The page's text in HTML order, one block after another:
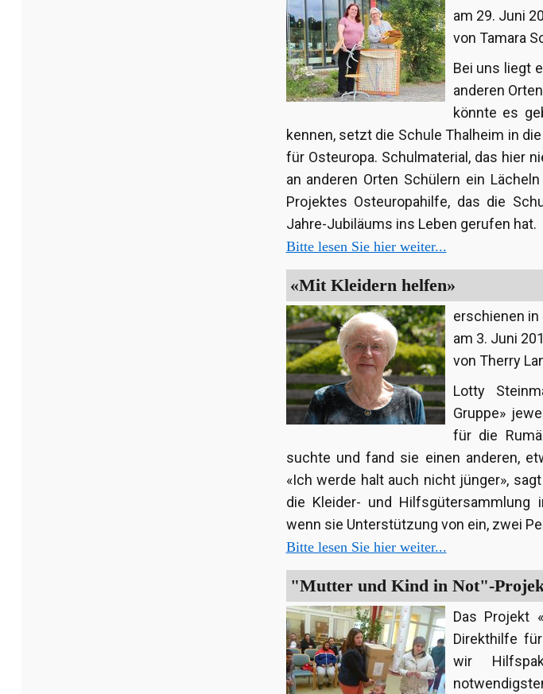
am 29. Juni
von Tamara
Bei uns liegt
anderen
könnte es
kennen, setzt die Schule Thalheim in
für Osteuropa. Schulmaterial, das hier
an anderen Orten Schülern ein
Projektes Osteuropahilfe, das die
Jahre-Jubiläums ins Leben gerufen hat.
Bitte lesen Sie hier weiter...
«Mit Kleidern helfen»
erschienen in
am 3. Juni
von Therry
Lotty
Gruppe»
für die
suchte und fand sie einen anderen,
«Ich werde halt auch nicht jünger»,
die Kleider- und Hilfsgütersammlung
wenn sie Unterstützung von ein, zwei
Bitte lesen Sie hier weiter...
"Mutter und Kind in Not"-
Das Projekt
Direkt­hilfe
wir